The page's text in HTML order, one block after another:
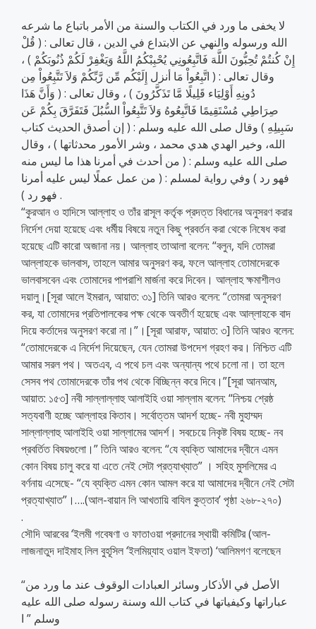
لا يخفى ما ورد في الكتاب والسنة من الأمر باتباع ما شرعه
الله ورسوله والنهي عن الابتداع في الدين ، قال تعالى : ( قُلْ
إِنْ كُنتُمْ تُحِبُّونَ اللَّهَ فَاتَّبِعُونِي يُحْبِبْكُمُ اللَّهُ وَيَغْفِرْ لَكُمْ ذُنُوبَكُمْ ) ،
وقال تعالى : ( اتَّبِعُواْ مَا أنزل إِلَيْكُم مِّن رَّبِّكُمْ وَلاَ تَتَّبِعُواْ مِن
دُونِهِ أَوْلِيَاء قَلِيلًا مَّا تَذَكَّرُونَ ) ، وقال تعالى : ( وَأَنَّ هَذَا
صِرَاطِي مُسْتَقِيمًا فَاتَّبِعُوهُ وَلاَ تَتَّبِعُواْ السُّبُلَ فَتَفَرَّقَ بِكُمْ عَن
سَبِيلِهِ ) وقال صلى الله عليه وسلم : ( إن أصدق الحديث كتاب
الله، وخير الهدي هدي محمد ، وشر الأمور محدثاتها ) ، وقال
صلى الله عليه وسلم : ( من أحدث في أمرنا هذا ما ليس منه
فهو رد ) وفي رواية لمسلم : ( من عمل عملًا ليس عليه أمرنا
فهو رد ) .
“কুরআন ও হাদিসে আল্লাহ ও তাঁর রাসূল কর্তৃক প্রদত্ত বিধানের অনুসরণ করার
নির্দেশ দেয়া হয়েছে এবং ধর্মীয় বিষয়ে নতুন কিছু প্রবর্তন করা থেকে নিষেধ করা
হয়েছে এটি কারো অজানা নয়। আল্লাহ তাআলা বলেন: “বলুন, যদি তোমরা
আল্লাহকে ভালবাস, তাহলে আমার অনুসরণ কর, ফলে আল্লাহ তোমাদেরকে
ভালবাসবেন এবং তোমাদের পাপরাশি মার্জনা করে দিবেন। আল্লাহ ক্ষমাশীলও
দয়ালু।[সূরা আলে ইমরান, আয়াত: ৩১] তিনি আরও বলেন: “তোমরা অনুসরণ
কর, যা তোমাদের প্রতিপালকের পক্ষ থেকে অবতীর্ণ হয়েছে এবং আল্লাহকে বাদ
দিয়ে কর্তাদের অনুসরণ করো না।”।[সূরা আরাফ, আয়াত: ৩] তিনি আরও বলেন:
“তোমাদেরকে এ নির্দেশ দিয়েছেন, যেন তোমরা উপদেশ গ্রহণ কর। নিশ্চিত এটি
আমার সরল পথ। অতএব, এ পথে চল এবং অন্যান্য পথে চলো না। তা হলে
সেসব পথ তোমাদেরকে তাঁর পথ থেকে বিচ্ছিন্ন করে দিবে।”[সূরা আনআম,
আয়াত: ১৫৩] নবী সাল্লাল্লাহু আলাইহি ওয়া সাল্লাম বলেন: “নিশ্চয় শ্রেষ্ঠ
সত্যবাণী হচ্ছে আল্লাহর কিতাব। সর্বোত্তম আদর্শ হচ্ছে- নবী মুহাম্মদ
সাল্লাল্লাহু আলাইহি ওয়া সাল্লামের আদর্শ। সবচেয়ে নিকৃষ্ট বিষয় হচ্ছে- নব
প্রবর্তিত বিষয়গুলো।” তিনি আরও বলেন: “যে ব্যক্তি আমাদের দ্বীনে এমন
কোন বিষয় চালু করে যা এতে নেই সেটা প্রত্যাখ্যাত” । সহিহ মুসলিমের এ
বর্ণনায় এসেছে- “যে ব্যক্তি এমন কোন আমল করে যা আমাদের দ্বীনে নেই সেটা
প্রত্যাখ্যাত”।….(আল-বায়ান লি আখতায়ি বাযিল কুত্তাব’ পৃষ্ঠা ২৬৮-২৭০)
.
সৌদি আরবের ‘ইলমী গবেষণা ও ফাতাওয়া প্রদানের স্থায়ী কমিটির (আল-
লাজনাতুদ দাইমাহ লিল বুহূসিল ‘ইলমিয়্যাহ ওয়াল ইফতা) ‘আলিমগণ বলেছেন
“الأصل في الأذكار وسائر العبادات الوقوف عند ما ورد من
عباراتها وكيفياتها في كتاب الله وسنة رسوله صلى الله عليه
وسلم ” ا